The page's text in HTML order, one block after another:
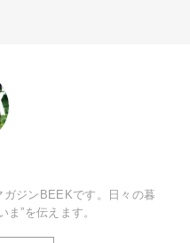
ジンBEEKです。日々の暮
ま”を伝えます。